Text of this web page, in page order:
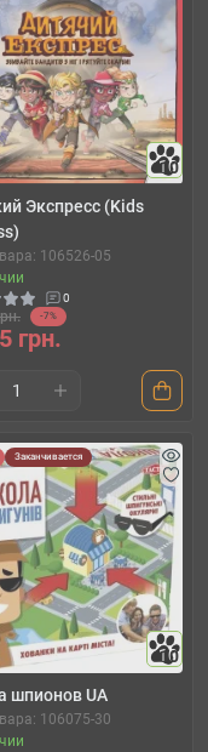
10
Экспресс (Kids
106526-05
0
-7%
грн.
Заканчивается
10
шпионов UA
106075-30